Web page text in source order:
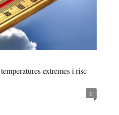
extremes i risc
0